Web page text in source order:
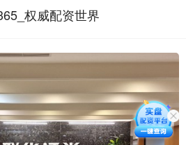
权威配资世界